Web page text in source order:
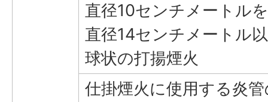
直径10センチメートル
直径14センチメートル
球状の打揚煙火
仕掛煙火に使用する炎